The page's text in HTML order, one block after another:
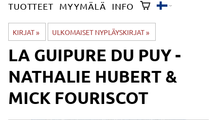
TUOTTEET MYYMÄLÄ INFO
KIRJAT‪» ULKOMAISET NYPLÄYSKIRJAT‪»
LA GUIPURE DU PUY -
NATHALIE HUBERT &
MICK FOURISCOT